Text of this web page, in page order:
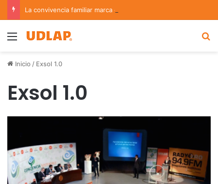
Menu
Inicio / Exsol 1.0
Exsol 1.0